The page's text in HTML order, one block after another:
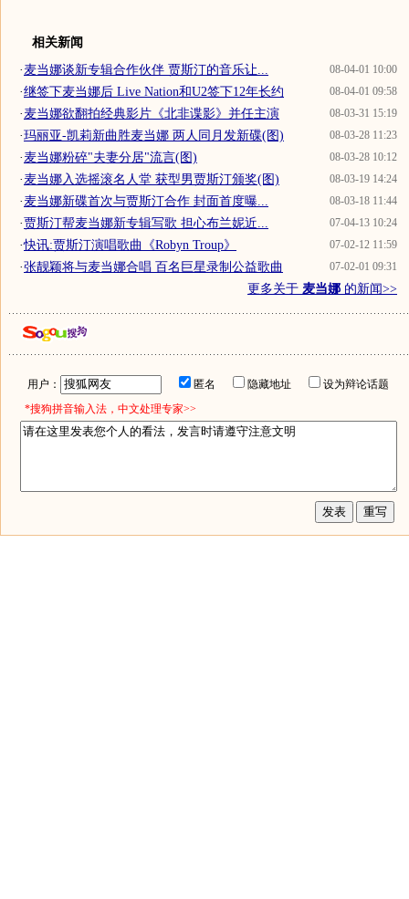
相关新闻
08-04-01 10:00
·麦当娜谈新专辑合作伙伴 贾斯汀的音乐让...
08-04-01 09:58
·继签下麦当娜后 Live Nation和U2签下12年长约
08-03-31 15:19
·麦当娜欲翻拍经典影片《北非谍影》并任主演
08-03-28 11:23
·玛丽亚-凯莉新曲胜麦当娜 两人同月发新碟(图)
08-03-28 10:12
·麦当娜粉碎"夫妻分居"流言(图)
08-03-19 14:24
·麦当娜入选摇滚名人堂 获型男贾斯汀颁奖(图)
08-03-18 11:44
·麦当娜新碟首次与贾斯汀合作 封面首度曝...
07-04-13 10:24
·贾斯汀帮麦当娜新专辑写歌 担心布兰妮近...
07-02-12 11:59
·快讯:贾斯汀演唱歌曲《Robyn Troup》
07-02-01 09:31
·张靓颖将与麦当娜合唱 百名巨星录制公益歌曲
更多关于 麦当娜 的新闻>>
用户： 匿名 隐藏地址
设为辩论话题
*搜狗拼音输入法，中文处理专家>>